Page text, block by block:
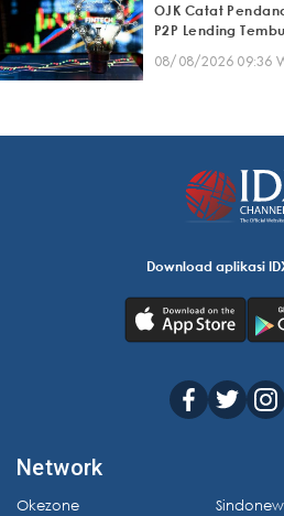
OJK Catat
P2P Lending
08/08/2026 09:36
Download aplikasi
Network
Okezone